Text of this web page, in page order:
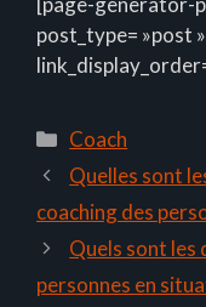
post_type= »post
Catégories
Coach
Quelles sont
coaching des
Quels sont les
personnes en